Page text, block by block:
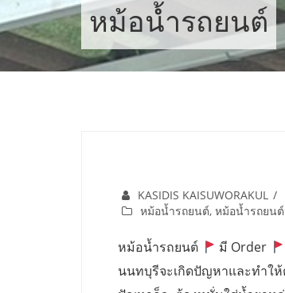
หม้อน้ำรถยนต์
KASIDIS KAISUWORAKUL
หม้อน้ำรถยนต์, หม้อน้ำรถยน
หม้อน้ำรถยนต์ มี Order
นนทบุรีจะเกิดปัญหาและทำให้